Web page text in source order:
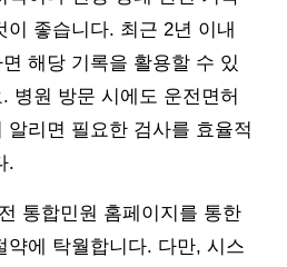
이 좋습니다. 최근 2년 이내
해당 기록을 활용할 수 있
병원 방문 시에도 운전면허
알리면 필요한 검사를 효율적
.
통합민원 홈페이지를 통한
약에 탁월합니다. 다만, 시스